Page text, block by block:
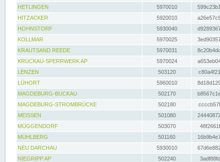
HETLINGEN
5970010
HITZACKER
5920010
HOHNSTORF
5930040
KOLLMAR
5970025
KRAUTSAND REEDE
5970031
KRÜCKAU-SPERRWERK AP
5970024
LENZEN
503120
LÜHORT
5960010
MAGDEBURG-BUCKAU
502170
MAGDEBURG-STROMBRÜCKE
502180
MEISSEN
501080
MÜGGENDORF
503070
MÜHLBERG
501160
NEU DARCHAU
5930010
NIEGRIPP AP
502240